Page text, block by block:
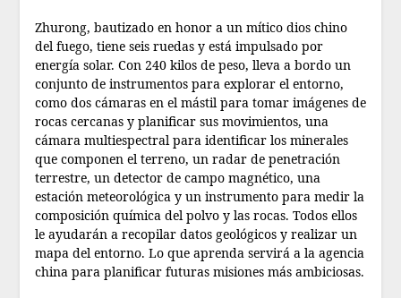
Zhurong, bautizado en honor a un mítico dios chino
del fuego, tiene seis ruedas y está impulsado por
energía solar. Con 240 kilos de peso, lleva a bordo un
conjunto de instrumentos para explorar el entorno,
como dos cámaras en el mástil para tomar imágenes de
rocas cercanas y planificar sus movimientos, una
cámara multiespectral para identificar los minerales
que componen el terreno, un radar de penetración
terrestre, un detector de campo magnético, una
estación meteorológica y un instrumento para medir la
composición química del polvo y las rocas. Todos ellos
le ayudarán a recopilar datos geológicos y realizar un
mapa del entorno. Lo que aprenda servirá a la agencia
china para planificar futuras misiones más ambiciosas.